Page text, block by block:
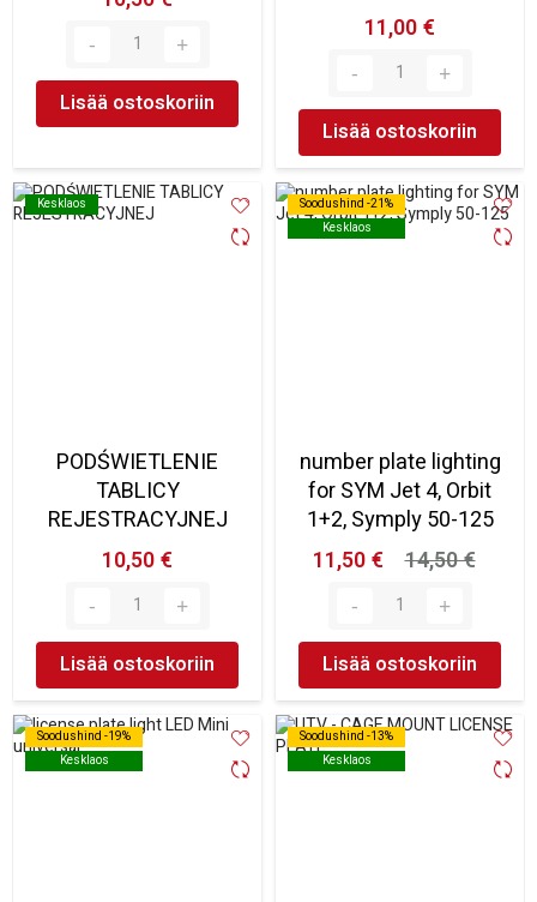
Lisää ostoskoriin
11,00 €
Lisää ostoskoriin
Kesklaos
Kesklaos
PODŚWIETLENIE
TABLICY
REJESTRACYJNEJ
10,50 €
Lisää ostoskoriin
Soodushind -21%
Kesklaos
Soodushind -21%
Kesklaos
number plate lighting
for SYM Jet 4, Orbit
1+2, Symply 50-125
11,50 €
14,50 €
Lisää ostoskoriin
Soodushind -19%
Kesklaos
Soodushind -19%
Kesklaos
Soodushind -13%
Kesklaos
Soodushind -13%
Kesklaos